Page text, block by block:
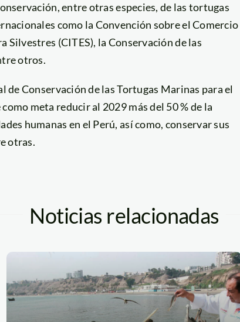
entre otras especies, de las tortugas
como la Convención sobre el Comercio
Silvestres (CITES), la Conservación de las
otros.
de Conservación de las Tortugas Marinas para el
meta reducir al 2029 más del 50 % de la
humanas en el Perú, así como, conservar sus
otras.
Noticias relacionadas